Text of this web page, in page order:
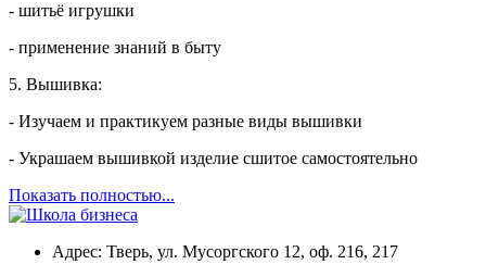
- шитьё игрушки
- применение знаний в быту
5. Вышивка:
- Изучаем и практикуем разные виды вышивки
- Украшаем вышивкой изделие сшитое самостоятельно
Показать полностью...
Адрес: Тверь, ул. Мусоргского 12, оф. 216, 217